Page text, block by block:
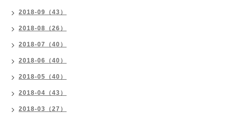
2018-09（43）
2018-08（26）
2018-07（40）
2018-06（40）
2018-05（40）
2018-04（43）
2018-03（27）